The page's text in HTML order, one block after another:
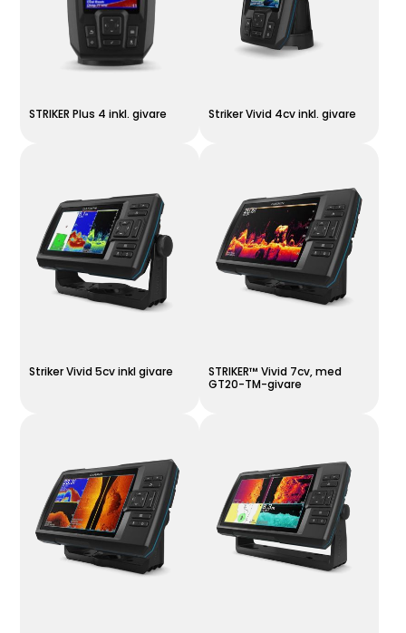
STRIKER Plus 4 inkl. givare Striker Vivid 4cv inkl. givare
Striker Vivid 5cv inkl givare
STRIKER™ Vivid 7cv, med
GT20-TM-givare